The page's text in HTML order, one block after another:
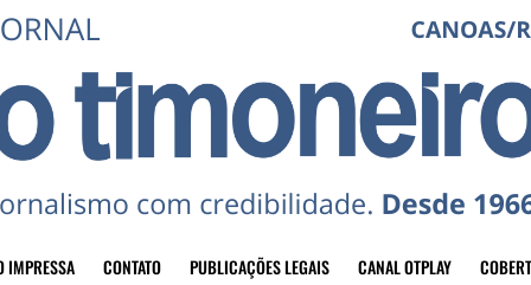
IMPRESSA CONTATO PUBLICAÇÕES LEGAIS CANAL OTPLAY